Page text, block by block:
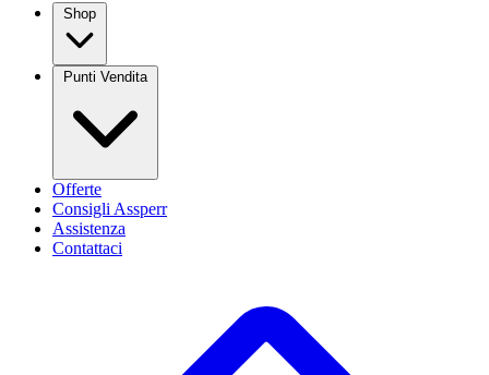
Shop
Punti Vendita
Offerte
Consigli Assperr
Assistenza
Contattaci